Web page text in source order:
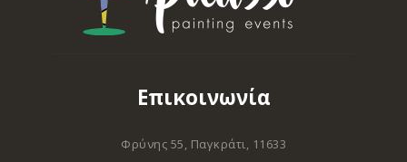
Επικοινωνία
Φρύνης 55, Παγκράτι, 11633